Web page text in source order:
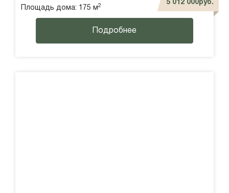
Площадь дома: 175 м2
5 012 000руб.
Подробнее